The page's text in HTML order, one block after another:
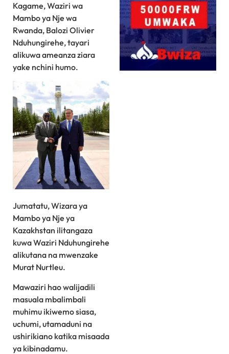
Kagame, Waziri wa
Mambo ya Nje wa
Rwanda, Balozi Olivier
Nduhungirehe, tayari
alikuwa ameanza ziara
yake nchini humo.
Jumatatu, Wizara ya
Mambo ya Nje ya
Kazakhstan ilitangaza
kuwa Waziri Nduhungirehe
alikutana na mwenzake
Murat Nurtleu.
Mawaziri hao walijadili
masuala mbalimbali
muhimu ikiwemo siasa,
uchumi, utamaduni na
ushirikiano katika misaada
ya kibinadamu.